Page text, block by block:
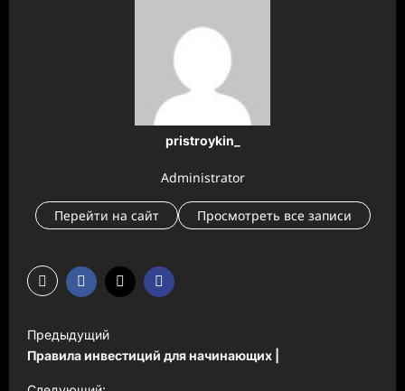
pristroykin_
Administrator
Перейти на сайт Просмотреть все записи
а
в
Предыдущий
Правила инвестиций для начинающих |